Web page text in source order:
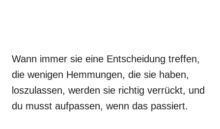
Wann immer sie eine Entscheidung treffen,
die wenigen Hemmungen, die sie haben,
loszulassen, werden sie richtig verrückt, und
du musst aufpassen, wenn das passiert.